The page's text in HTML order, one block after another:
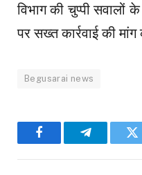
विभाग की चुप्पी सवालों के
पर सख्त कार्रवाई की मांग
Begusarai news
FacebookTelegram